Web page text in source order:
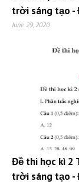
trời sáng tạo -
June 29, 2020
Đề thi học kì 2
trời sáng tạo -